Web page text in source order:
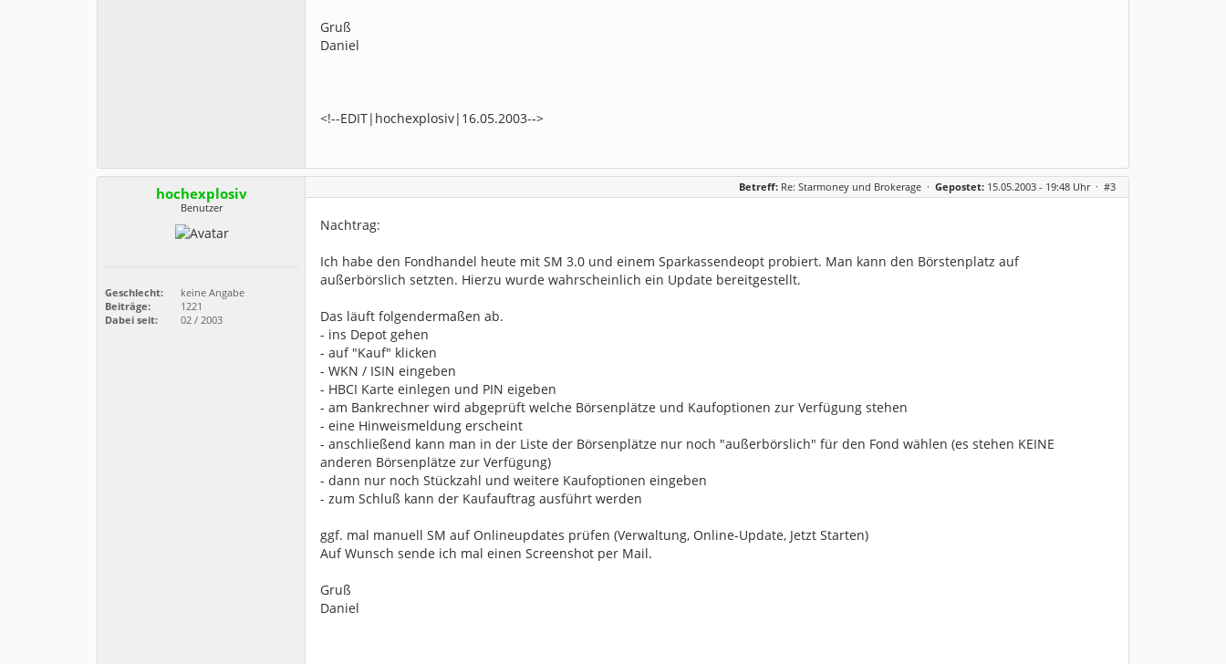
Gruß
Daniel
<!--EDIT|hochexplosiv|16.05.2003-->
hochexplosiv
Benutzer
Geschlecht:
keine Angabe
Beiträge:
1221
Dabei seit:
02 / 2003
Betreff: Re: Starmoney und Brokerage · Gepostet: 15.05.2003 - 19:48 Uhr · #3
Nachtrag:
Ich habe den Fondhandel heute mit SM 3.0 und einem Sparkassendeopt probiert. Man kann den Börstenplatz auf
außerbörslich setzten. Hierzu wurde wahrscheinlich ein Update bereitgestellt.
Das läuft folgendermaßen ab.
- ins Depot gehen
- auf "Kauf" klicken
- WKN / ISIN eingeben
- HBCI Karte einlegen und PIN eigeben
- am Bankrechner wird abgeprüft welche Börsenplätze und Kaufoptionen zur Verfügung stehen
- eine Hinweismeldung erscheint
- anschließend kann man in der Liste der Börsenplätze nur noch "außerbörslich" für den Fond wählen (es stehen KEINE
anderen Börsenplätze zur Verfügung)
- dann nur noch Stückzahl und weitere Kaufoptionen eingeben
- zum Schluß kann der Kaufauftrag ausführt werden
ggf. mal manuell SM auf Onlineupdates prüfen (Verwaltung, Online-Update, Jetzt Starten)
Auf Wunsch sende ich mal einen Screenshot per Mail.
Gruß
Daniel